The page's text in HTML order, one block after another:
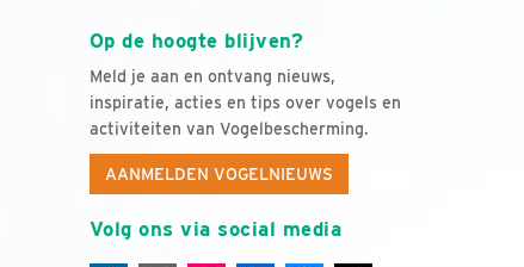
Op de hoogte blijven?
Meld je aan en ontvang nieuws,
inspiratie, acties en tips over vogels en
activiteiten van Vogelbescherming.
AANMELDEN VOGELNIEUWS
Volg ons via social media